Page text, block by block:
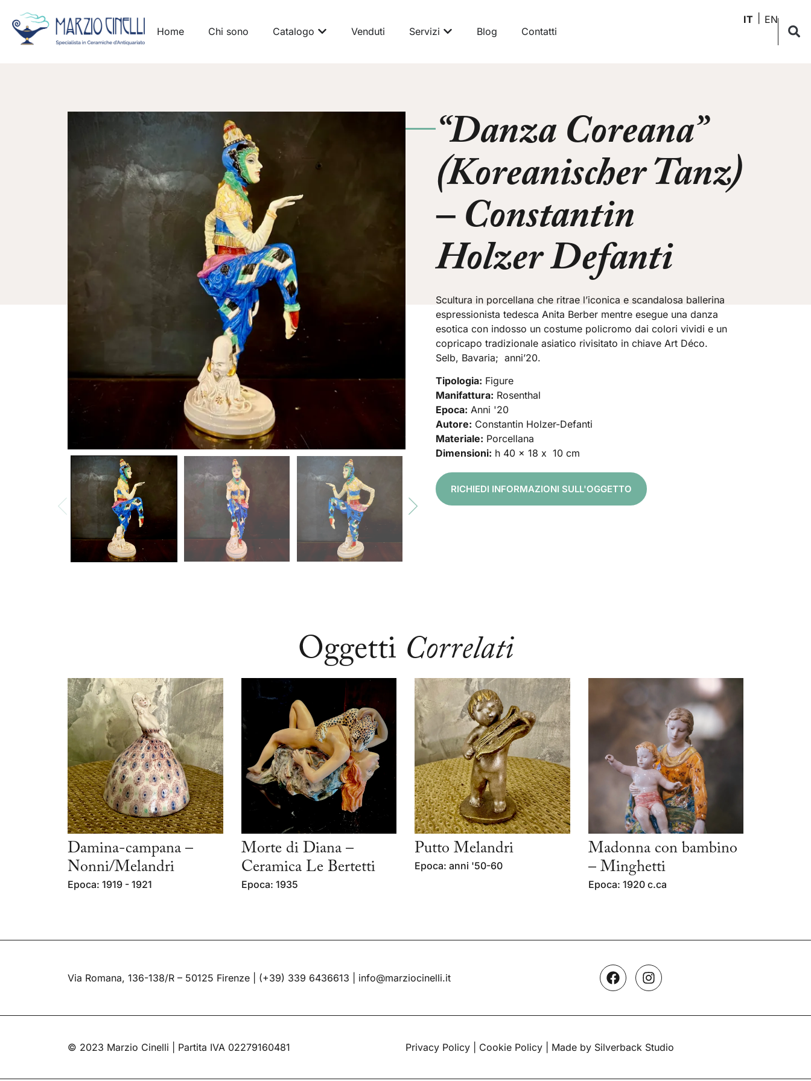
Home Chi sono Catalogo Venduti Servizi Blog Contatti
IT EN
“Danza Coreana”
(Koreanischer Tanz)
– Constantin
Holzer Defanti
Scultura in porcellana che ritrae l’iconica e scandalosa ballerina
espressionista tedesca Anita Berber mentre esegue una danza
esotica con indosso un costume policromo dai colori vividi e un
copricapo tradizionale asiatico rivisitato in chiave Art Déco.
Selb, Bavaria; anni’20.
Tipologia: Figure
Manifattura: Rosenthal
Epoca: Anni '20
Autore: Constantin Holzer-Defanti
Materiale: Porcellana
Dimensioni: h 40 x 18 x 10 cm
RICHIEDI INFORMAZIONI SULL'OGGETTO
Oggetti Correlati
Damina-campana –
Nonni/Melandri
Epoca: 1919 - 1921
Morte di Diana –
Ceramica Le Bertetti
Epoca: 1935
Putto Melandri
Epoca: anni '50-60
Madonna con bambino
– Minghetti
Epoca: 1920 c.ca
Via Romana, 136-138/R – 50125 Firenze | (+39) 339 6436613 info@marziocinelli.it
© 2023 Marzio Cinelli | Partita IVA 02279160481 Privacy Policy Cookie Policy | Made by Silverback Studio